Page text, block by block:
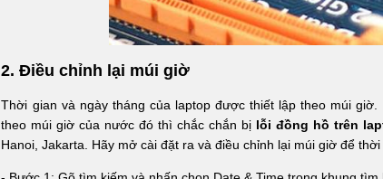
2. Điều chỉnh lại múi giờ
Thời gian và ngày tháng của laptop được thiết lập theo múi
theo múi giờ của nước đó thì chắc chắn bị lỗi đồng hồ trên
Hanoi, Jakarta. Hãy mở cài đặt ra và điều chỉnh lại múi giờ để